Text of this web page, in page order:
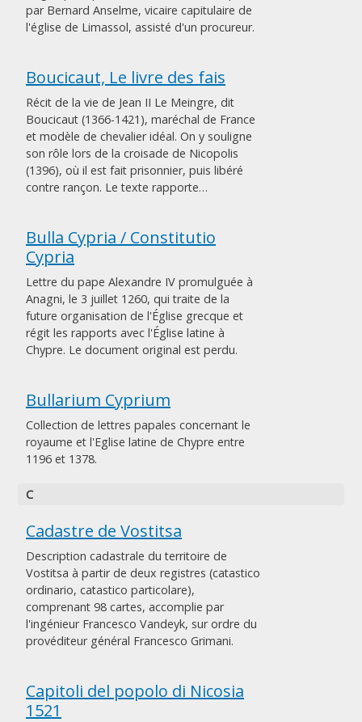
par Bernard Anselme, vicaire capitulaire de
l'église de Limassol, assisté d'un procureur.
Boucicaut, Le livre des fais
Récit de la vie de Jean II Le Meingre, dit
Boucicaut (1366-1421), maréchal de France
et modèle de chevalier idéal. On y souligne
son rôle lors de la croisade de Nicopolis
(1396), où il est fait prisonnier, puis libéré
contre rançon. Le texte rapporte…
Bulla Cypria / Constitutio
Cypria
Lettre du pape Alexandre IV promulguée à
Anagni, le 3 juillet 1260, qui traite de la
future organisation de l'Église grecque et
régit les rapports avec l'Église latine à
Chypre. Le document original est perdu.
Bullarium Cyprium
Collection de lettres papales concernant le
royaume et l'Eglise latine de Chypre entre
1196 et 1378.
C
Cadastre de Vostitsa
Description cadastrale du territoire de
Vostitsa à partir de deux registres (catastico
ordinario, catastico particolare),
comprenant 98 cartes, accomplie par
l'ingénieur Francesco Vandeyk, sur ordre du
provéditeur général Francesco Grimani.
Capitoli del popolo di Nicosia
1521